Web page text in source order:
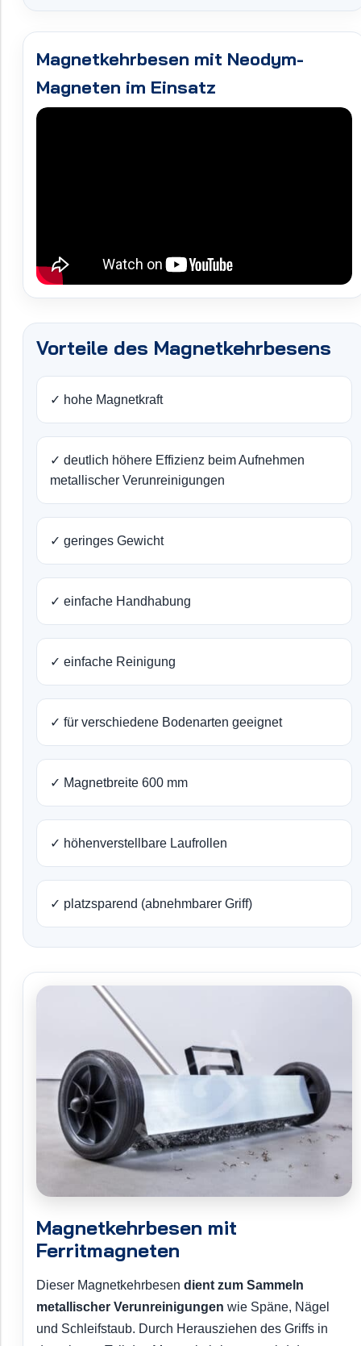
Magnetkehrbesen mit Neodym-
Magneten im Einsatz
Vorteile des Magnetkehrbesens
✓ hohe Magnetkraft
✓ deutlich höhere Effizienz beim Aufnehmen
metallischer Verunreinigungen
✓ geringes Gewicht
✓ einfache Handhabung
✓ einfache Reinigung
✓ für verschiedene Bodenarten geeignet
✓ Magnetbreite 600 mm
✓ höhenverstellbare Laufrollen
✓ platzsparend (abnehmbarer Griff)
Magnetkehrbesen mit
Ferritmagneten
Dieser Magnetkehrbesen dient zum Sammeln
metallischer Verunreinigungen wie Späne, Nägel
und Schleifstaub. Durch Herausziehen des Griffs in